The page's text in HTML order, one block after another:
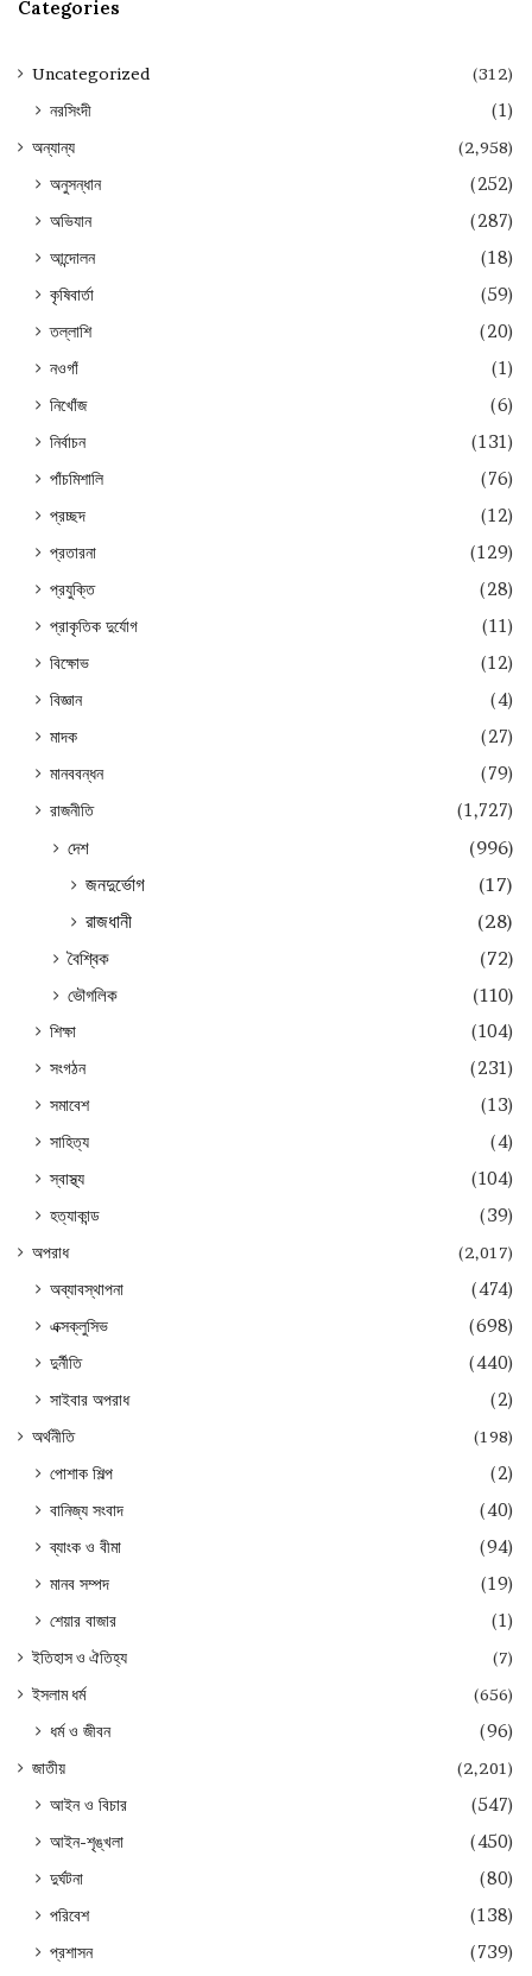
Categories
Uncategorized (312)
নরসিংদী (1)
অন্যান্য (2,958)
অনুসন্ধান
(252)
অভিযান
(287)
আন্দোলন
(18)
কৃষিবার্তা
(59)
তল্লাশি
(20)
নওগাঁ
(1)
নিখোঁজ
(6)
নির্বাচন
(131)
পাঁচমিশালি
(76)
প্রচ্ছদ
(12)
প্রতারনা
(129)
প্রযুক্তি
(28)
প্রাকৃতিক দুর্যোগ
(11)
বিক্ষোভ
(12)
বিজ্ঞান
(4)
মাদক
(27)
মানববন্ধন
(79)
রাজনীতি
(1,727)
দেশ
(996)
জনদুর্ভোগ
(17)
রাজধানী
(28)
বৈশ্বিক
(72)
ভৌগলিক
(110)
শিক্ষা
(104)
সংগঠন
(231)
সমাবেশ
(13)
সাহিত্য
(4)
স্বাস্থ্য
(104)
হত্যাকান্ড
(39)
অপরাধ (2,017)
অব্যাবস্থাপনা
(474)
এক্সক্লুসিভ
(698)
দুর্নীতি
(440)
সাইবার অপরাধ
(2)
অর্থনীতি (198)
পোশাক শিল্প
(2)
বানিজ্য সংবাদ
(40)
ব্যাংক ও বীমা
(94)
মানব সম্পদ
(19)
শেয়ার বাজার
(1)
ইতিহাস ও ঐতিহ্য
(7)
ইসলাম ধর্ম
(656)
ধর্ম ও জীবন (96)
জাতীয় (2,201)
আইন ও বিচার
(547)
আইন-শৃঙ্খলা
(450)
দুর্ঘটনা
(80)
পরিবেশ
(138)
প্রশাসন
(739)